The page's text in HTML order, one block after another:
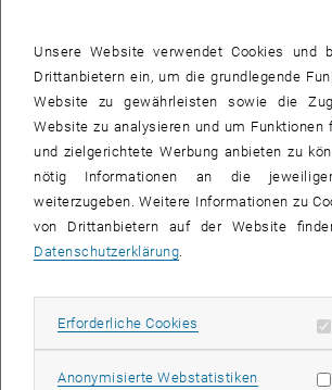
Tannine (Polyphenole) sind die wesentlichen
Rotwein und auch ein wesentliches
sowohl für die rote Farbe als auch für die im
essentiellen Geschmackseindrücke wie
(Gefühl von Trockenheit im Mund) und
Tanningerüst im Rotwein wird je nach Qualität
„seidig“ oder auch „hart“ und „trocken“
Tannin-Eiweißverbindungen. Dadurch wird die
des Speichels vermindert und man nimmt ein
(adstringierendes) und pelziges Gefühl im
Unsere Website verwendet Cookies und
Drittanbietern ein, um die grundlegende
Website zu gewährleisten sowie die
Website zu analysieren und um Funktionen
und zielgerichtete Werbung anbieten zu
nötig Informationen an die
weiterzugeben. Weitere Informationen zu
von Drittanbietern auf der Website
Datenschutzerklärung
Erforderliche Cookies Erforderliche
Anonymisierte WebstatistikenStatistik